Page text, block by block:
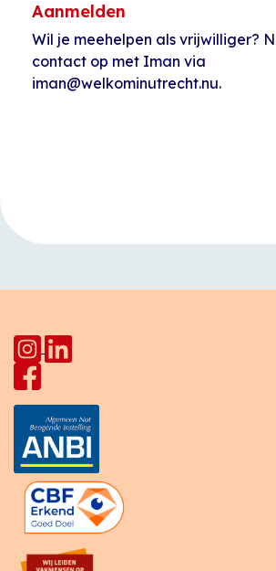
Aanmelden
Wil je meehelpen als vrijwilliger?
contact op met Iman via
iman@welkominutrecht.nu.